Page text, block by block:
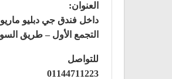
العنوان:
داخل فندق جي دبليو
التجمع الأول – طريق
للتواصل
01144711223